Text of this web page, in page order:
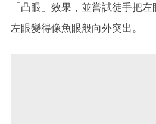
「凸眼」效果，並嘗試徒手把
左眼變得像魚眼般向外突出。